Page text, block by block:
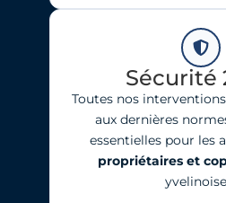
Sécurité
Toutes nos
aux dernières
essentielles pour les
propriétaires et